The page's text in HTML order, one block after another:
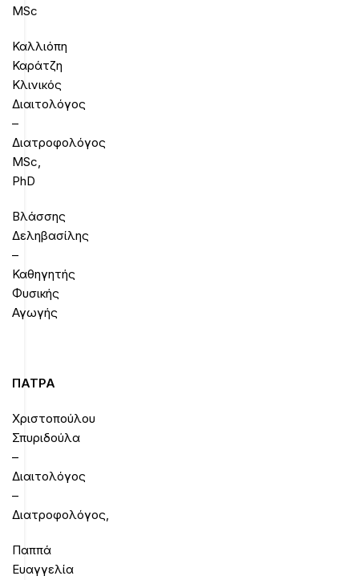
MSc
Καλλιόπη
Καράτζη
Κλινικός
Διαιτολόγος
–
Διατροφολόγος
MSc,
PhD
Βλάσσης
Δεληβασίλης
–
Καθηγητής
Φυσικής
Αγωγής
ΠΑΤΡΑ
Χριστοπούλου
Σπυριδούλα
–
Διαιτολόγος
–
Διατροφολόγος,
Παππά
Ευαγγελία